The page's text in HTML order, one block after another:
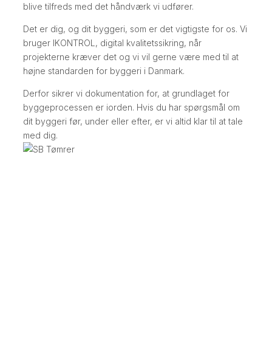
blive tilfreds med det håndværk vi udfører.
Det er dig, og dit byggeri, som er det vigtigste for os. Vi
bruger IKONTROL, digital kvalitetssikring, når
projekterne kræver det og vi vil gerne være med til at
højne standarden for byggeri i Danmark.
Derfor sikrer vi dokumentation for, at grundlaget for
byggeprocessen er iorden. Hvis du har spørgsmål om
dit byggeri før, under eller efter, er vi altid klar til at tale
med dig.